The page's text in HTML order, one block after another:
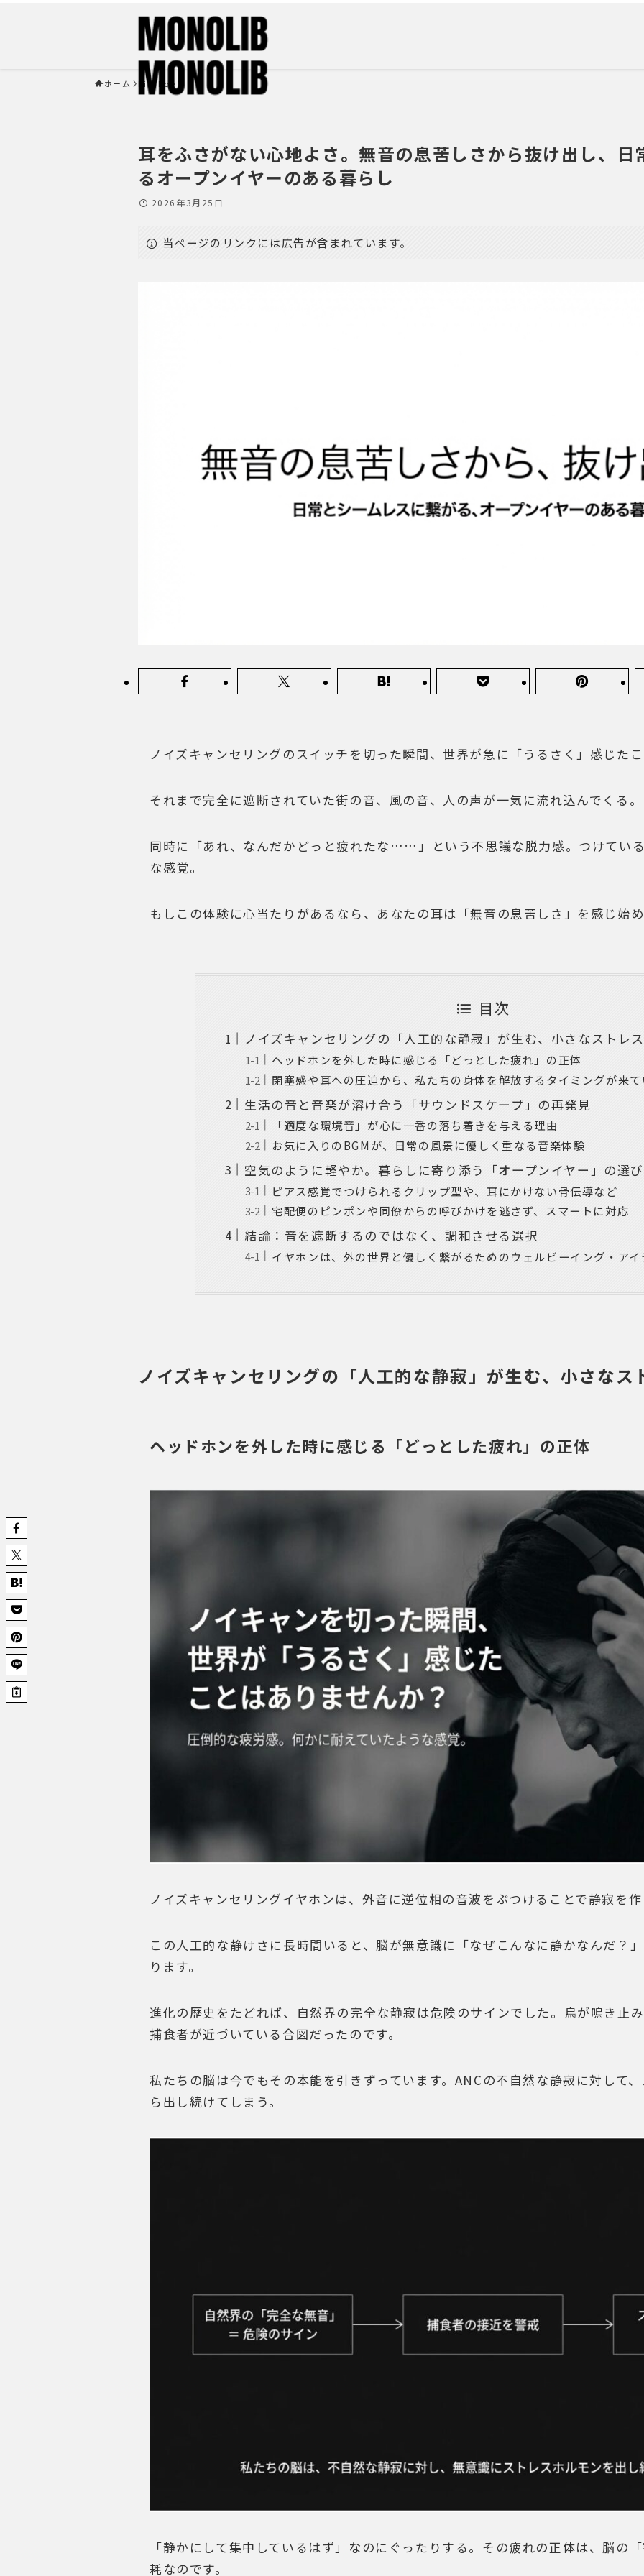
ホーム Life Log
耳をふさがない心地よさ。無音の息苦しさから抜け出し、日
るオープンイヤーのある暮らし
2026年3月25日
当ページのリンクには広告が含まれています。
ノイズキャンセリングのスイッチを切った瞬間、世界が急に「うるさく」感じた
それまで完全に遮断されていた街の音、風の音、人の声が一気に流れ込んでくる。
同時に「あれ、なんだかどっと疲れたな……」という不思議な脱力感。つけてい
な感覚。
もしこの体験に心当たりがあるなら、あなたの耳は「無音の息苦しさ」を感じ始
目次
ノイズキャンセリングの「人工的な静寂」が生む、小さなストレ
ヘッドホンを外した時に感じる「どっとした疲れ」の正体
閉塞感や耳への圧迫から、私たちの身体を解放するタイミングが来
生活の音と音楽が溶け合う「サウンドスケープ」の再発見
「適度な環境音」が心に一番の落ち着きを与える理由
お気に入りのBGMが、日常の風景に優しく重なる音楽体験
空気のように軽やか。暮らしに寄り添う「オープンイヤー」の選
ピアス感覚でつけられるクリップ型や、耳にかけない骨伝導など
宅配便のピンポンや同僚からの呼びかけを逃さず、スマートに対応
結論：音を遮断するのではなく、調和させる選択
イヤホンは、外の世界と優しく繋がるためのウェルビーイング・ア
ノイズキャンセリングの「人工的な静寂」が生む、小さなス
ヘッドホンを外した時に感じる「どっとした疲れ」の正体
ノイズキャンセリングイヤホンは、外音に逆位相の音波をぶつけることで静寂を
この人工的な静けさに長時間いると、脳が無意識に「なぜこんなに静かなんだ？
ります。
進化の歴史をたどれば、自然界の完全な静寂は危険のサインでした。鳥が鳴き止
捕食者が近づいている合図だったのです。
私たちの脳は今でもその本能を引きずっています。ANCの不自然な静寂に対して
ら出し続けてしまう。
「静かにして集中しているはず」なのにぐったりする。その疲れの正体は、脳の
耗なのです。